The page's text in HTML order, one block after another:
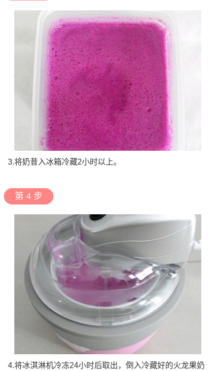
3.将奶昔入冰箱冷藏2小时以上。
第 4 步
4.将冰淇淋机冷冻24小时后取出，倒入冷藏好的火龙果奶